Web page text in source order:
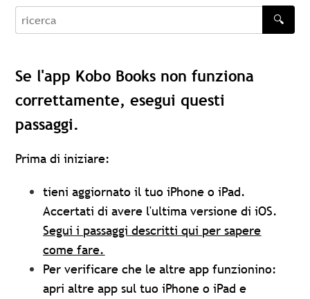
recherche
🔍
Se l'app Kobo Books non funziona
correttamente, esegui questi
passaggi.
Prima di iniziare:
tieni aggiornato il tuo iPhone o iPad.
Accertati di avere l'ultima versione di iOS.
Segui i passaggi descritti qui per sapere
come fare.
Per verificare che le altre app funzionino:
apri altre app sul tuo iPhone o iPad e